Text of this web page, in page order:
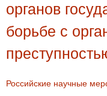
органов
борьбе с
Российские научные